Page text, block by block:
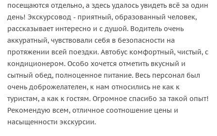
посещаются отдельно, а здесь удалось увидеть всё за один
день! Экскурсовод - приятный, образованный человек,
рассказывает интересно и с душой. Водитель очень
аккуратный, чувствовали себя в безопасности на
протяжении всей поездки. Автобус комфортный, чистый, с
кондиционером. Особо хочется отметить вкусный и
сытный обед, полноценное питание. Весь персонал был
очень доброжелателен, к нам относились не как к
туристам, а как к гостям. Огромное спасибо за такой опыт!
Рекомендую всем, отличное соотношение цены и
насыщенности экскурсии.